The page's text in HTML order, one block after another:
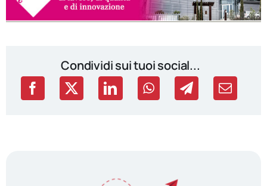
Condividi sui tuoi social...